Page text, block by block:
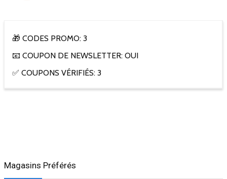
🎁 CODES PROMO: 3
📧 COUPON DE NEWSLETTER: OUI
✅ COUPONS VÉRIFIÉS: 3
Magasins Préférés